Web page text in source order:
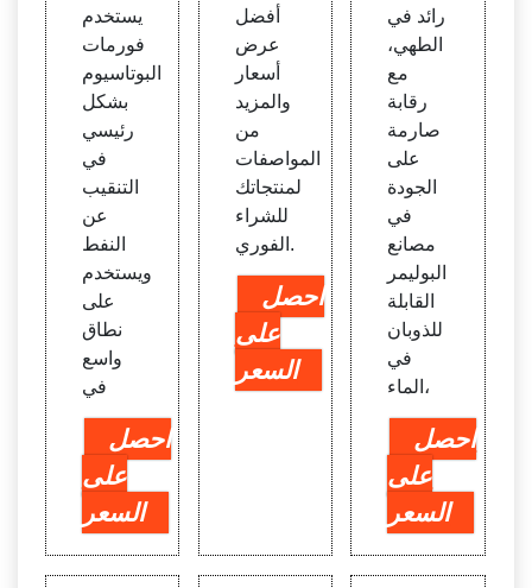
يستخدم
فورمات
البوتاسيوم
بشكل
رئيسي
في
التنقيب
عن
النفط
ويستخدم
على
نطاق
واسع
في
احصل
على
السعر
أفضل
عرض
أسعار
والمزيد
من
المواصفات
لمنتجاتك
للشراء
الفوري.
احصل
على
السعر
رائد في
الطهي،
مع
رقابة
صارمة
على
الجودة
في
مصانع
البوليمر
القابلة
للذوبان
في
الماء،
احصل
على
السعر